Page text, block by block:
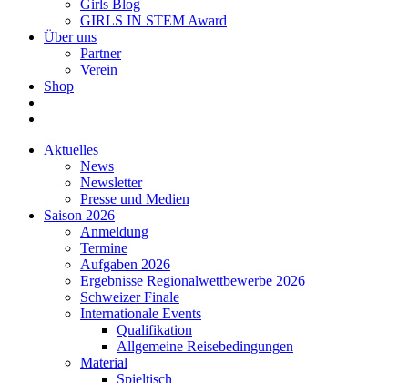
Girls Blog
GIRLS IN STEM Award
Über uns
Partner
Verein
Shop
Aktuelles
News
Newsletter
Presse und Medien
Saison 2026
Anmeldung
Termine
Aufgaben 2026
Ergebnisse Regionalwettbewerbe 2026
Schweizer Finale
Internationale Events
Qualifikation
Allgemeine Reisebedingungen
Material
Spieltisch